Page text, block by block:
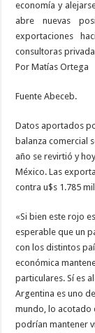
economía y
abre nuevas
exportaciones
consultoras
Por Matías Ortega
Fuente Abeceb.
Datos aportados
balanza comercial
año se revirtió y
México. Las
contra u$s 1.785
«Si bien este rojo
esperable que un
con los distintos
económica
particulares. Sí es
Argentina es uno
mundo, lo acotado
podrían mantener